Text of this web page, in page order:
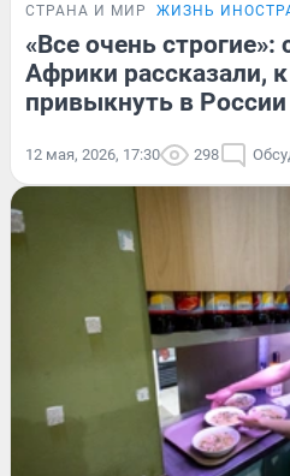
СТРАНА И МИР ЖИЗНЬ
«Все очень строгие»:
Африки рассказали,
привыкнуть в России
12 мая, 2026, 17:30 298